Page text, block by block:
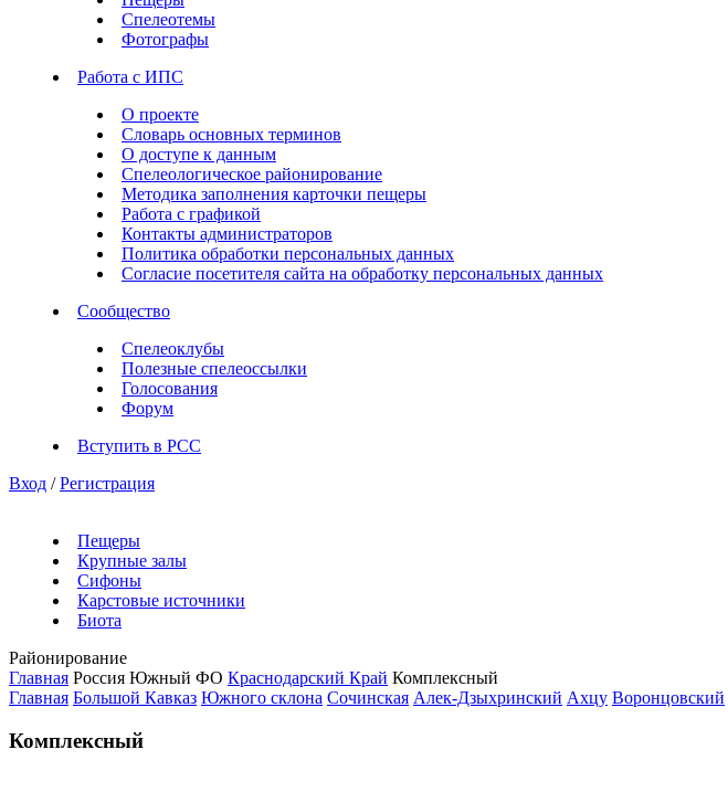
Спелеотемы
Фотографы
Работа с ИПС
О проекте
Словарь основных терминов
О доступе к данным
Спелеологическое районирование
Методика заполнения карточки пещеры
Работа с графикой
Контакты администраторов
Политика обработки персональных данных
Согласие посетителя сайта на обработку персональных данных
Сообщество
Спелеоклубы
Полезные спелеоссылки
Голосования
Форум
Вступить в РСС
Вход / Регистрация
Пещеры
Крупные залы
Сифоны
Карстовые источники
Биота
Районирование
Главная Россия Южный ФО Краснодарский Край Комплексный
Главная Большой Кавказ Южного склона Сочинская Алек-Дзыхринский Ахцу Воронцовский
Комплексный